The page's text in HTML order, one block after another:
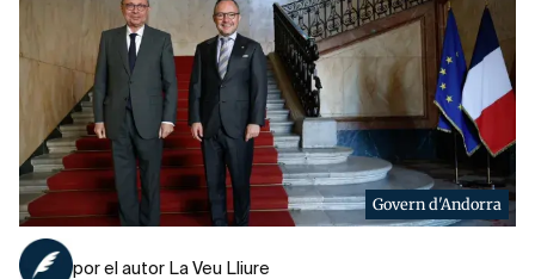
Govern d'Andorra
por el autor La Veu Lliure